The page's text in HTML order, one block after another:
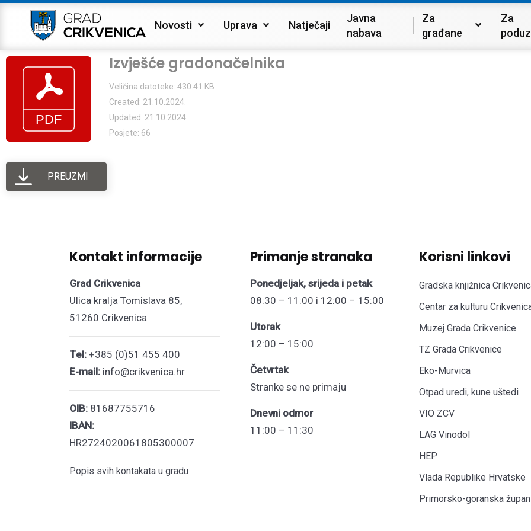
Novosti Uprava Natječaji
Javna
nabava
Za
građane
Za
Izvješće gradonačelnika
Veličina datoteke: 430.41 KB
Created: 21.10.2024.
Updated: 21.10.2024.
Posjete: 66
PREUZMI
Kontakt informacije
Grad Crikvenica
Ulica kralja Tomislava 85,
51260 Crikvenica
Tel: +385 (0)51 455 400
E-mail: info@crikvenica.hr
OIB: 81687755716
IBAN:
HR2724020061805300007
Popis svih kontakata u gradu
Primanje stranaka
Ponedjeljak, srijeda i petak
08:30 – 11:00 i 12:00 – 15:00
Utorak
12:00 – 15:00
Četvrtak
Stranke se ne primaju
Dnevni odmor
11:00 – 11:30
Korisni linkovi
Gradska knjižnica
Centar za kulturu
Muzej Grada Crikvenice
TZ Grada Crikvenice
Eko-Murvica
Otpad uredi, kune uštedi
VIO ZCV
LAG Vinodol
HEP
Vlada Republike Hrvatske
Primorsko-goranska